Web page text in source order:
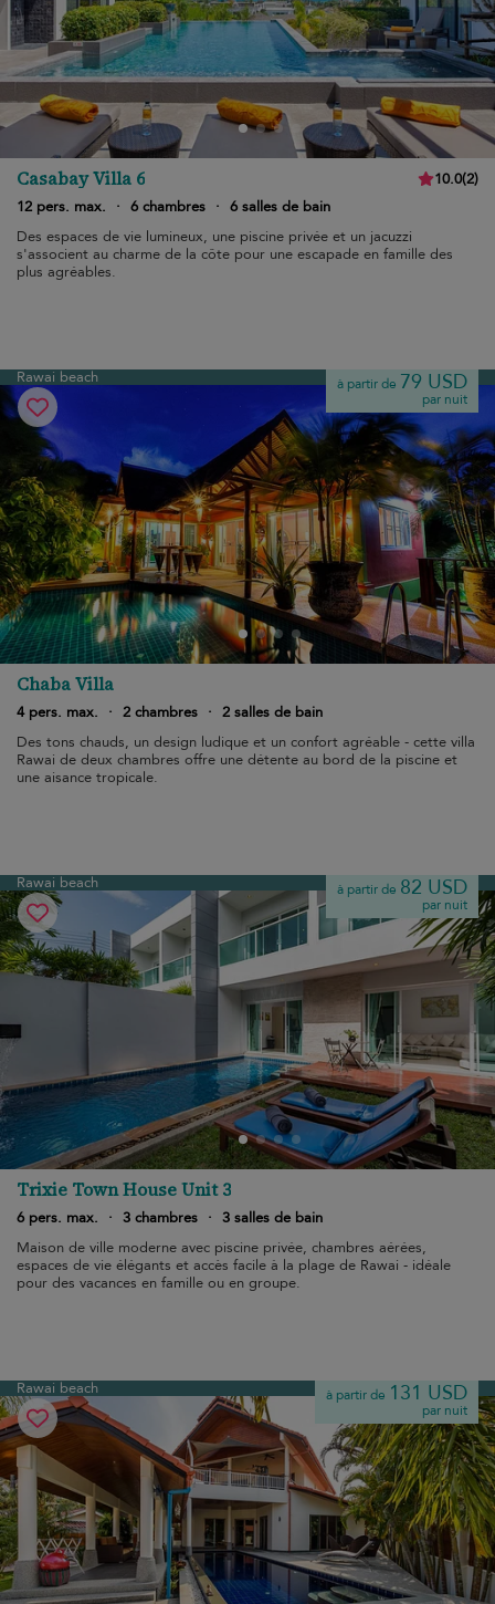
Casabay Villa 6 10.0(2)
12 pers. max.
· 6 chambres · 6 salles de bain
Des espaces de vie lumineux, une piscine privée et un jacuzzi
s'associent au charme de la côte pour une escapade en famille des
plus agréables.
Rawai beach à partir de 79 USD
par nuit
Chaba Villa
4 pers. max. · 2 chambres · 2 salles de bain
Des tons chauds, un design ludique et un confort agréable - cette villa
Rawai de deux chambres offre une détente au bord de la piscine et
une aisance tropicale.
Rawai beach à partir de 82 USD
par nuit
Trixie Town House Unit 3
6 pers. max. · 3 chambres · 3 salles de bain
Maison de ville moderne avec piscine privée, chambres aérées,
espaces de vie élégants et accès facile à la plage de Rawai - idéale
pour des vacances en famille ou en groupe.
Rawai beach à partir de 131 USD
par nuit